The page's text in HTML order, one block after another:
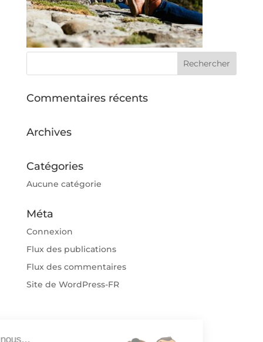
Commentaires récents
Archives
Catégories
Aucune catégorie
Méta
Connexion
Flux des publications
Flux des commentaires
Site de WordPress-FR
c'est nous...